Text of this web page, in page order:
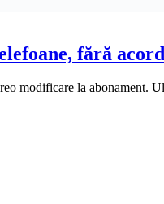
fără
modificare la abonament.